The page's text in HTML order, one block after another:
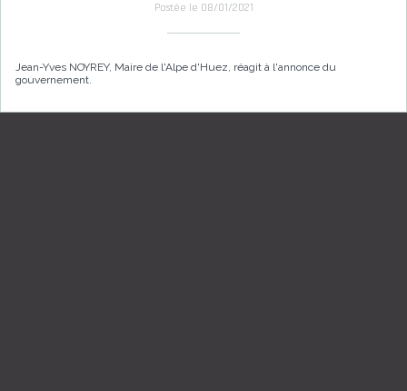
Postée le 08/01/2021
Jean-Yves NOYREY, Maire de l'Alpe d'Huez, réagit à l'annonce du
gouvernement.